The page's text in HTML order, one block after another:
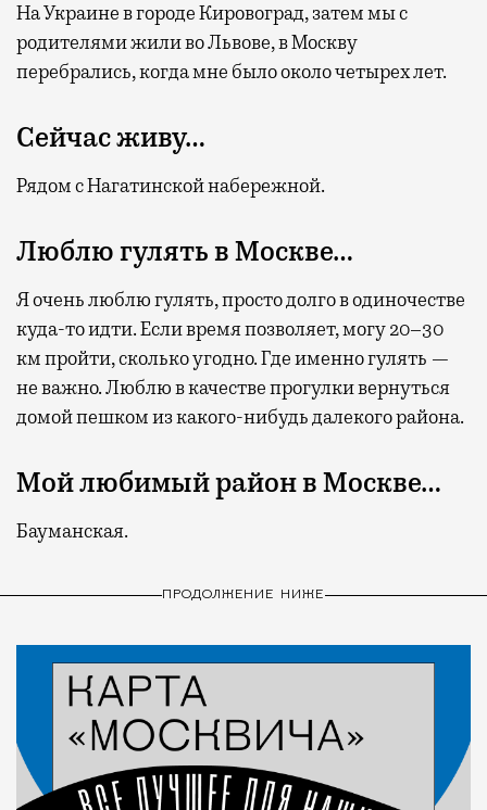
На Украине в городе Кировоград, затем мы с
родителями жили во Львове, в Москву
перебрались, когда мне было около четырех лет.
Сейчас живу…
Рядом с Нагатинской набережной.
Люблю гулять в Москве…
Я очень люблю гулять, просто долго в одиночестве
куда-то идти. Если время позволяет, могу 20–30
км пройти, сколько угодно. Где именно гулять —
не важно. Люблю в качестве прогулки вернуться
домой пешком из какого-нибудь далекого района.
Мой любимый район в Москве…
Бауманская.
ПРОДОЛЖЕНИЕ НИЖЕ